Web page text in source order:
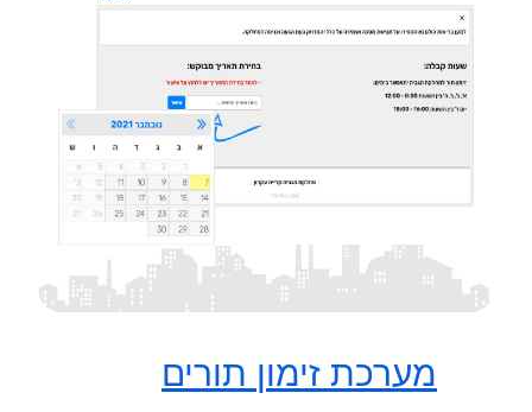
מערכת זימון תורים